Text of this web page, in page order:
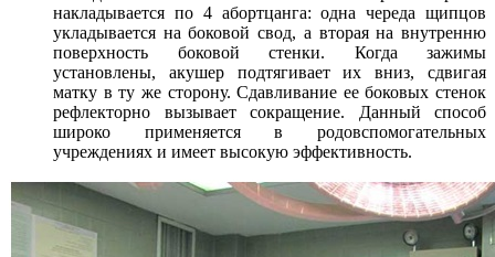
накладывается по 4 абортцанга: одна череда щипцов
укладывается на боковой свод, а вторая на внутренню
поверхность боковой стенки. Когда зажимы
установлены, акушер подтягивает их вниз, сдвигая
матку в ту же сторону. Сдавливание ее боковых стенок
рефлекторно вызывает сокращение. Данный способ
широко применяется в родовспомогательных
учреждениях и имеет высокую эффективность.